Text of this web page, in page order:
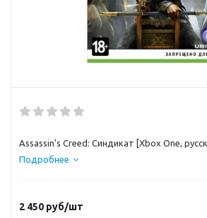
Assassin's Creed: Синдикат [Xbox One,
Подробнее
2 450 руб/шт